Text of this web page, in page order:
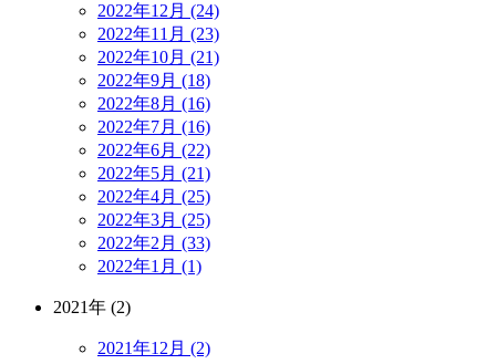
2022年12月 (24)
2022年11月 (23)
2022年10月 (21)
2022年9月 (18)
2022年8月 (16)
2022年7月 (16)
2022年6月 (22)
2022年5月 (21)
2022年4月 (25)
2022年3月 (25)
2022年2月 (33)
2022年1月 (1)
2021年 (2)
2021年12月 (2)